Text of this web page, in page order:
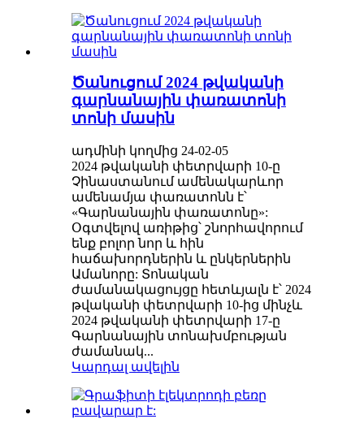
Ծանուցում 2024 թվականի
գարնանային փառատոնի
տոնի մասին
ադմինի կողմից 24-02-05
2024 թվականի փետրվարի 10-ը
Չինաստանում ամենակարևոր
ամենամյա փառատոնն է՝
«Գարնանային փառատոնը»:
Օգտվելով առիթից՝ շնորհավորում
ենք բոլոր նոր և հին
հաճախորդներին և ընկերներին
Ամանորը: Տոնական
ժամանակացույցը հետևյալն է՝ 2024
թվականի փետրվարի 10-ից մինչև
2024 թվականի փետրվարի 17-ը
Գարնանային տոնախմբության
ժամանակ...
Կարդալ ավելին